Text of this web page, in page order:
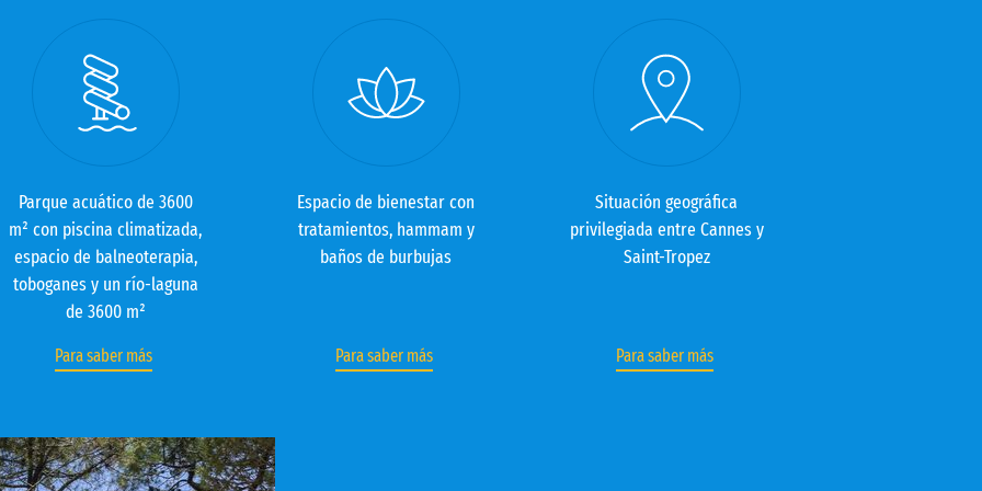
Parque acuático de 3600
m² con piscina climatizada,
espacio de balneoterapia,
toboganes y un río-laguna
de 3600 m²
Para saber más
Espacio de bienestar con
tratamientos, hammam y
baños de burbujas
Para saber más
Situación geográfica
privilegiada entre Cannes y
Saint-Tropez
Para saber más